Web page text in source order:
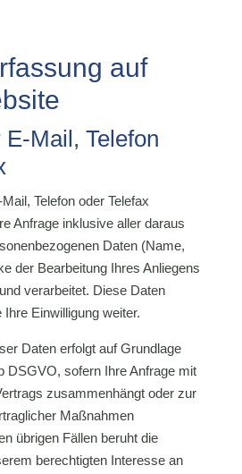
auf
Mail, Telefon
Telefon oder Telefax
Anfrage inklusive aller daraus
Daten (Name,
der Bearbeitung Ihres Anliegens
verarbeitet. Diese Daten
Einwilligung weiter.
Daten erfolgt auf Grundlage
DSGVO, sofern Ihre Anfrage mit
zusammenhängt oder zur
Maßnahmen
übrigen Fällen beruht die
berechtigten Interesse an